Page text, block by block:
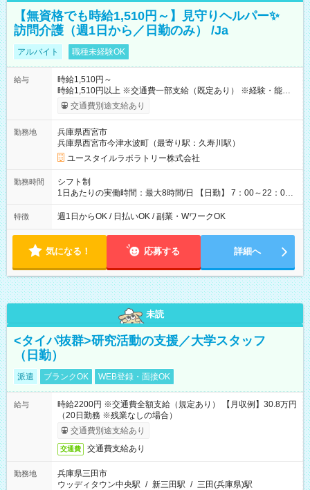
【無資格でも時給1,510円～】見守りヘルパー✨
訪問介護（週1日から／日勤のみ） /Ja
アルバイト 職種未経験OK
給与
時給1,510円～
時給1,510円以上 ※交通費一部支給（既定あり） ※経験・能力を
考慮して決定します 【収入例】 週1回勤務の場合：1,510円×8時
間×4回=4万8,320円 週3回勤務の場合：1,510円×8時間×12回
1,600円 【試用期間】試用期間あり 試用期間の長さ：2ヶ月
※ 雇用形態と給与に、本採用時と異なる部分があります。 雇用
形態：本採用時と同じです。 給与：時給 1,120円以上
交通費別途支給あり
勤務地
兵庫県西宮市
兵庫県西宮市今津水波町（最寄り駅：久寿川駅）
ユースタイルラボラトリー株式会社
勤務時間
シフト制
1日あたりの実働時間：最大8時間/日 【日勤】 7：00～22：00
の間で8時間勤務（休憩時間は法定通り） ※週1日～OK ／ 夜勤
なし ＊＊ 勤務時間例 ＊＊ ■8時から17時 ■9時から18時 ■10
定（毎週同じ曜日勤務）
特徴 週1日からOK / 日払いOK / 副業・WワークOK
気になる！ 応募する 詳細へ
未読
<タイパ抜群>研究活動の支援／大学スタッフ
（日勤）
派遣 ブランクOK WEB登録・面接OK
給与
時給2200円 ※交通費全額支給（規定あり） 【月収例】30.8万円
（20日勤務 ※残業なしの場合）
交通費別途支給あり
交通費 交通費支給あり
勤務地
兵庫県三田市
ウッディタウン中央駅 / 新三田駅 / 三田(兵庫県)駅